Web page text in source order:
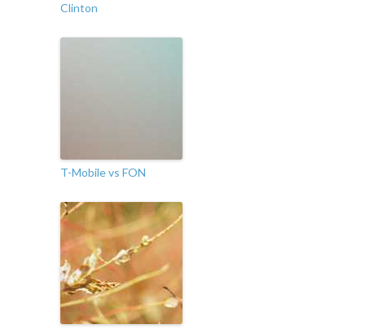
Clinton
T-Mobile vs FON